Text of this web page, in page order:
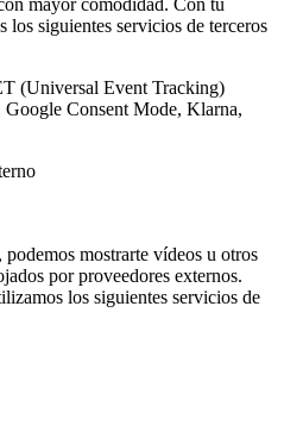
mayor comodidad. Con tu
los siguientes servicios de terceros
(Universal Event Tracking)
Consent Mode, Klarna,
mostrarte vídeos u otros
por proveedores externos.
los siguientes servicios de